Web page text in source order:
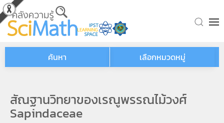
Skip to main content
ค้นหา เลือกหมวดหมู่
สัณฐานวิทยาของเรณูพรรณไม้วงศ์
Sapindaceae